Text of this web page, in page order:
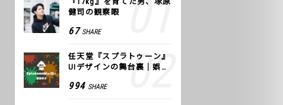
健司の観察眼
67 SHARE
任天堂『スプラトゥーン』
UIデザインの舞台裏｜娯楽
994 SHARE